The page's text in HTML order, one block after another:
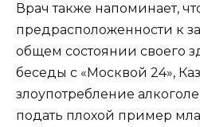
Врач также напоминает,
предрасположенности к
общем состоянии своего
беседы с «Москвой 24»,
злоупотребление
подать плохой пример